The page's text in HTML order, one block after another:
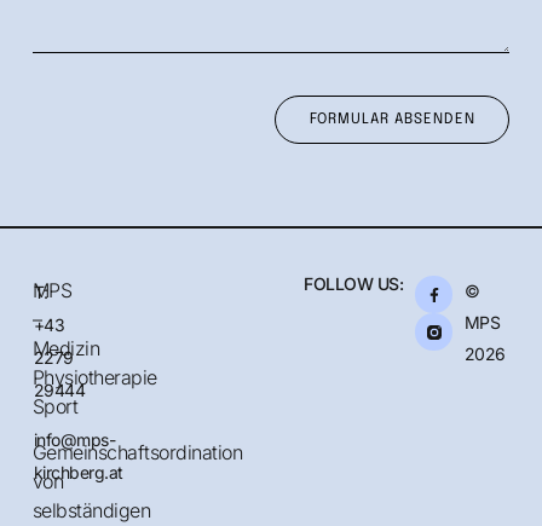
FORMULAR ABSENDEN
MPS
–
Medizin
Physiotherapie
Sport
Gemeinschaftsordination
von
selbständigen
T:
+43
2279
29444
info@mps-
kirchberg.at
FOLLOW US:
©
MPS
2026